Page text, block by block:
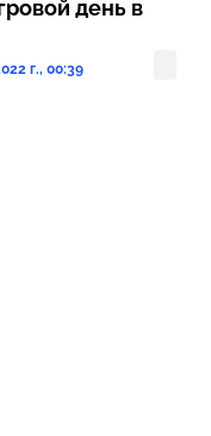
день в
г., 00:39